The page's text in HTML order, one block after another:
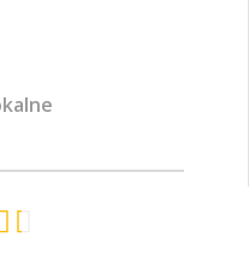
